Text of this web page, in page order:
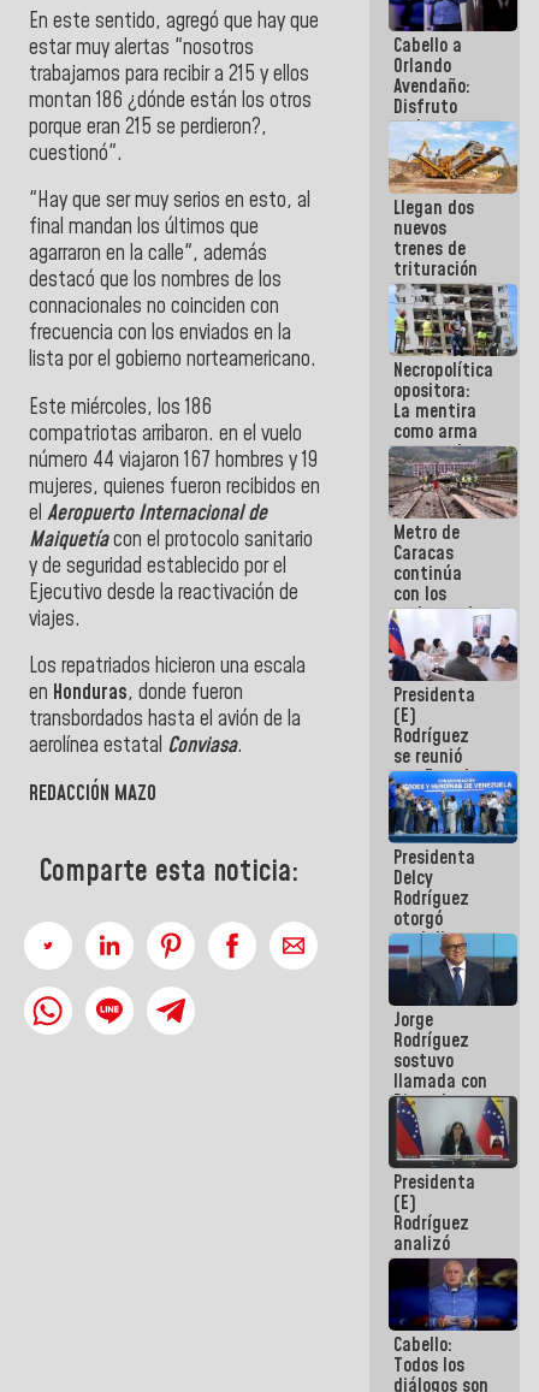
En este sentido, agregó que hay que
estar muy alertas "nosotros
trabajamos para recibir a 215 y ellos
montan 186 ¿dónde están los otros
porque eran 215 se perdieron?,
cuestionó".
"Hay que ser muy serios en esto, al
final mandan los últimos que
agarraron en la calle", además
destacó que los nombres de los
connacionales no coinciden con
frecuencia con los enviados en la
lista por el gobierno norteamericano.
Este miércoles, los 186
compatriotas arribaron. en el vuelo
número 44 viajaron 167 hombres y 19
mujeres, quienes fueron recibidos en
el Aeropuerto Internacional de
Maiquetíacon el protocolo sanitario
y de seguridad establecido por el
Ejecutivo desde la reactivación de
viajes.
Los repatriados hicieron una escala
en Honduras, donde fueron
transbordados hasta el avión de la
aerolínea estatal Conviasa.
REDACCIÓN MAZO
Comparte esta noticia:
Cabello a
Orlando
Avendaño:
Disfruto
cada vez
que escribes
porque lo
que haces
es
embarrarla
Llegan dos
nuevos
trenes de
trituración
para
optimizar
manejo de
escombros
en La Guaira
Necropolítica
opositora:
La mentira
como arma
contra el
Pueblo
Metro de
Caracas
continúa
con los
trabajos de
mantenimiento
e inspección
en la Línea 2
Presidenta
(E)
Rodríguez
se reunió
con Estado
Mayor
Eléctrico
para
abordar
planes de
acción
Presidenta
Delcy
Rodríguez
otorgó
medalla
"Héroe de
Venezuela"
a servidores
públicos
Jorge
Rodríguez
sostuvo
llamada con
Dinorah
Figuera y
acuerdan
primer
encuentro
presencial
para el
diálogo
Presidenta
(E)
Rodríguez
analizó
junto a
gobernadores
planes de
recuperación
del Sistema
Eléctrico
Cabello:
Todos los
diálogos son